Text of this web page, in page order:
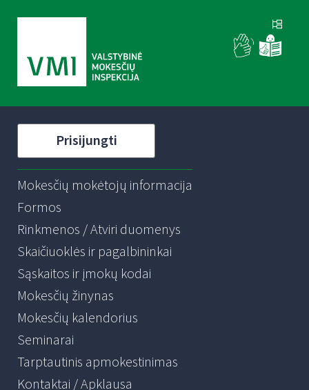
Prisijungti
Mokesčių mokėtojų informacija
Formos
Rinkmenos / Atviri duomenys
Skaičiuoklės ir pagalbininkai
Sąskaitos ir įmokų kodai
Mokesčių žinynas
Mokesčių kalendorius
Seminarai
Tarptautinis apmokestinimas
Kontaktai / Apklausa